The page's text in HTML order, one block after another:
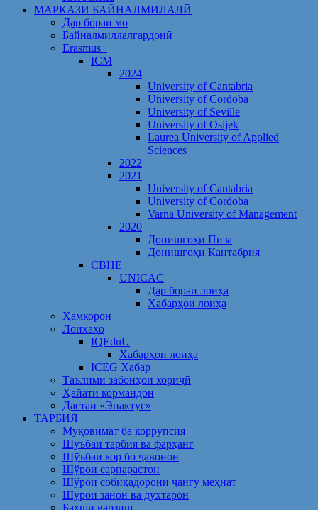
МАРКАЗИ БАЙНАЛМИЛАЛӢ
Дар бораи мо
Байналмиллалгардонӣ
Erasmus+
ICM
2024
University of Cantabria
University of Cordoba
University of Seville
University of Osijek
Laurea University of Applied
Sciences
2022
2021
University of Cantabria
University of Cordoba
Varna University of Management
2020
Донишгоҳи Пиза
Донишгоҳи Кантабрия
CBHE
UNICAC
Дар бораи лоиҳа
Хабарҳои лоиҳа
Ҳамкорон
Лоихаҳо
IQEduU
Хабарҳои лоиҳа
ICEG Хабар
Таълими забонҳои хориҷӣ
Ҳайати кормандон
Дастаи «Энактус»
ТАРБИЯ
Муқовимат ба коррупсия
Шуъбаи тарбия ва фарҳанг
Шӯъбаи кор бо ҷавонон
Шўрои сарпарастон
Шўрои собиқадорони ҷангу меҳнат
Шӯрои занон ва духтарон
Бахши варзиш